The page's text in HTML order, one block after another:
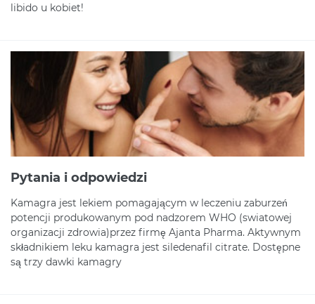
libido u kobiet!
Pytania i odpowiedzi
Kamagra jest lekiem pomagającym w leczeniu zaburzeń
potencji produkowanym pod nadzorem WHO (swiatowej
organizacji zdrowia)przez firmę Ajanta Pharma. Aktywnym
składnikiem leku kamagra jest siledenafil citrate. Dostępne
są trzy dawki kamagry